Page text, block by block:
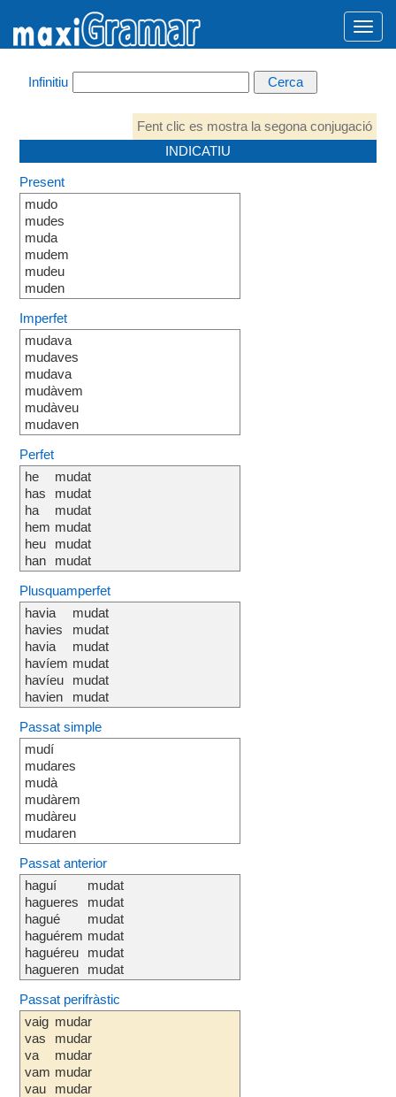
Infinitiu
Fent clic es mostra la segona conjugació
INDICATIU
Present
mudo
mudes
muda
mudem
mudeu
muden
Imperfet
mudava
mudaves
mudava
mudàvem
mudàveu
mudaven
Perfet
he
has
ha
hem
heu
han
mudat
mudat
mudat
mudat
mudat
mudat
Plusquamperfet
havia
havies
havia
havíem
havíeu
havien
mudat
mudat
mudat
mudat
mudat
mudat
Passat simple
mudí
mudares
mudà
mudàrem
mudàreu
mudaren
Passat anterior
haguí
hagueres
hagué
haguérem
haguéreu
hagueren
mudat
mudat
mudat
mudat
mudat
mudat
Passat perifràstic
vaig
vas
va
vam
vau
mudar
mudar
mudar
mudar
mudar